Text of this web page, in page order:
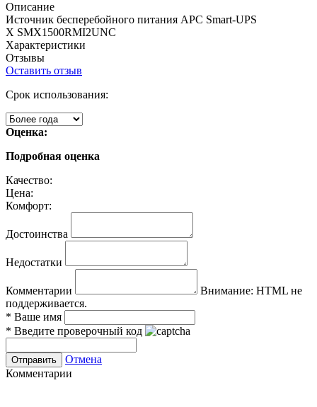
Описание
Источник бесперебойного питания APC Smart-UPS
X SMX1500RMI2UNC
Характеристики
Отзывы
Оставить отзыв
Срок использования:
Оценка:
Подробная оценка
Качество:
Цена:
Комфорт:
Достоинства
Недостатки
Комментарии Внимание: HTML не
поддерживается.
* Ваше имя
* Введите проверочный код
Отмена
Комментарии